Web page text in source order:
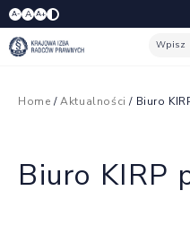
A- A A+
Wpisz
Home /Aktualności / Biuro
Biuro KIRP